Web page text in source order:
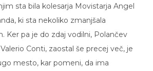
sta bila kolesarja Movistarja Angel
ki sta nekoliko zmanjšala
Ker pa je do zdaj vodilni, Polančev
Conti, zaostal še precej več, je
mesto, kar pomeni, da ima